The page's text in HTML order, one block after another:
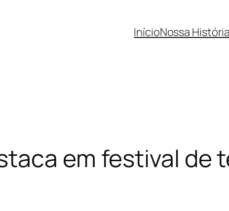
InícioNossa
em festival de